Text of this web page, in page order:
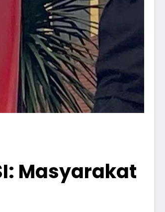
Masyarakat